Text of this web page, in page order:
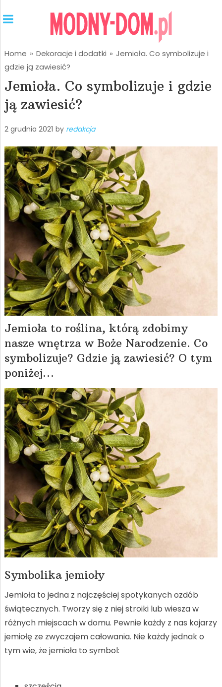
Home » Dekoracje i dodatki » Jemioła. Co symbolizuje i
gdzie ją zawiesić?
Jemioła. Co symbolizuje i gdzie
ją zawiesić?
2 grudnia 2021 by redakcja
Jemioła to roślina, którą zdobimy
nasze wnętrza w Boże Narodzenie. Co
symbolizuje? Gdzie ją zawiesić? O tym
poniżej…
Symbolika jemioły
Jemioła to jedna z najczęściej spotykanych ozdób
świątecznych. Tworzy się z niej stroiki lub wiesza w
różnych miejscach w domu. Pewnie każdy z nas kojarzy
jemiołę ze zwyczajem całowania. Nie każdy jednak o
tym wie, że jemioła to symbol: